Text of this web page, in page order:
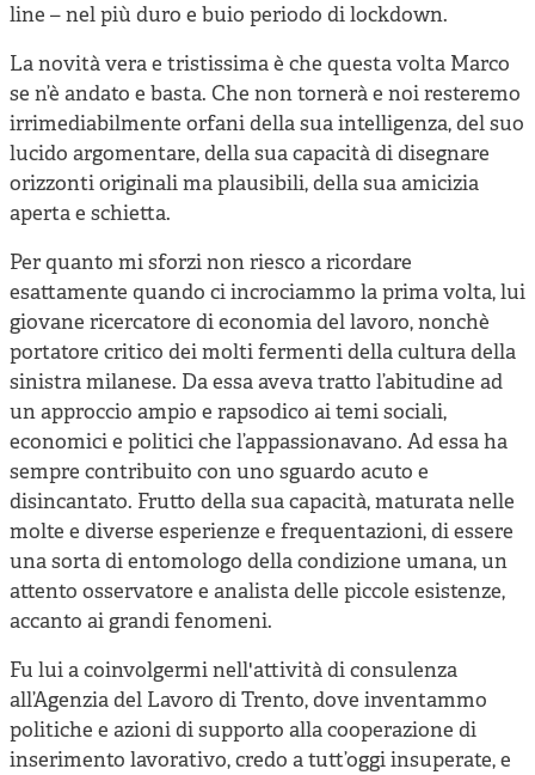
line – nel più duro e buio periodo di lockdown.
La novità vera e tristissima è che questa volta Marco
se n’è andato e basta. Che non tornerà e noi resteremo
irrimediabilmente orfani della sua intelligenza, del suo
lucido argomentare, della sua capacità di disegnare
orizzonti originali ma plausibili, della sua amicizia
aperta e schietta.
Per quanto mi sforzi non riesco a ricordare
esattamente quando ci incrociammo la prima volta, lui
giovane ricercatore di economia del lavoro, nonchè
portatore critico dei molti fermenti della cultura della
sinistra milanese. Da essa aveva tratto l’abitudine ad
un approccio ampio e rapsodico ai temi sociali,
economici e politici che l’appassionavano. Ad essa ha
sempre contribuito con uno sguardo acuto e
disincantato. Frutto della sua capacità, maturata nelle
molte e diverse esperienze e frequentazioni, di essere
una sorta di entomologo della condizione umana, un
attento osservatore e analista delle piccole esistenze,
accanto ai grandi fenomeni.
Fu lui a coinvolgermi nell'attività di consulenza
all’Agenzia del Lavoro di Trento, dove inventammo
politiche e azioni di supporto alla cooperazione di
inserimento lavorativo, credo a tutt’oggi insuperate, e